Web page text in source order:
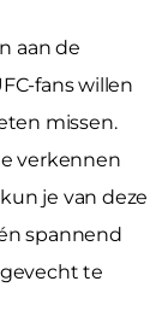
aan de
fans willen
missen.
verkennen
je van deze
spannend
te